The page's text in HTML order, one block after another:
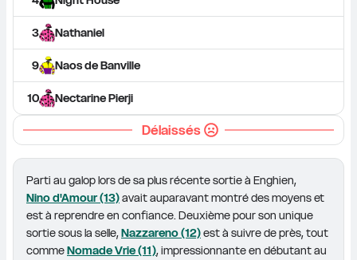
3 Nathaniel
9 Naos de Banville
10 Nectarine Pierji
Délaissés
Parti au galop lors de sa plus récente sortie à Enghien,
Nino d'Amour (13) avait auparavant montré des moyens et
est à reprendre en confiance. Deuxième pour son unique
sortie sous la selle, Nazzareno (12) est à suivre de près, tout
comme Nomade Vrie (11), impressionnante en débutant au